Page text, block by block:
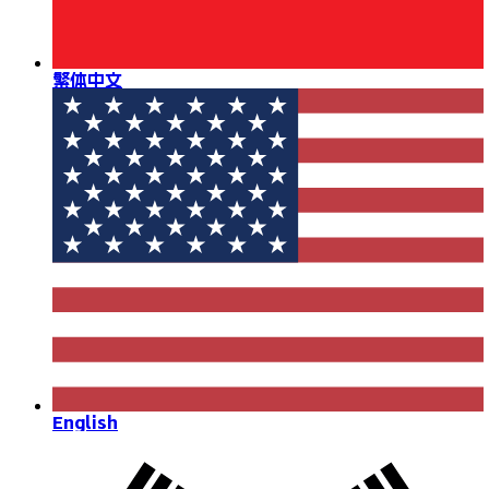
繁体中文
English